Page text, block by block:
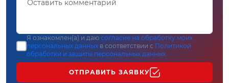
Я ознакомлен(а) и даю согласие на обработку моих
персональных данных в соответствии с Политикой
обработки и защиты персональных данных
ОТПРАВИТЬ ЗАЯВКУ